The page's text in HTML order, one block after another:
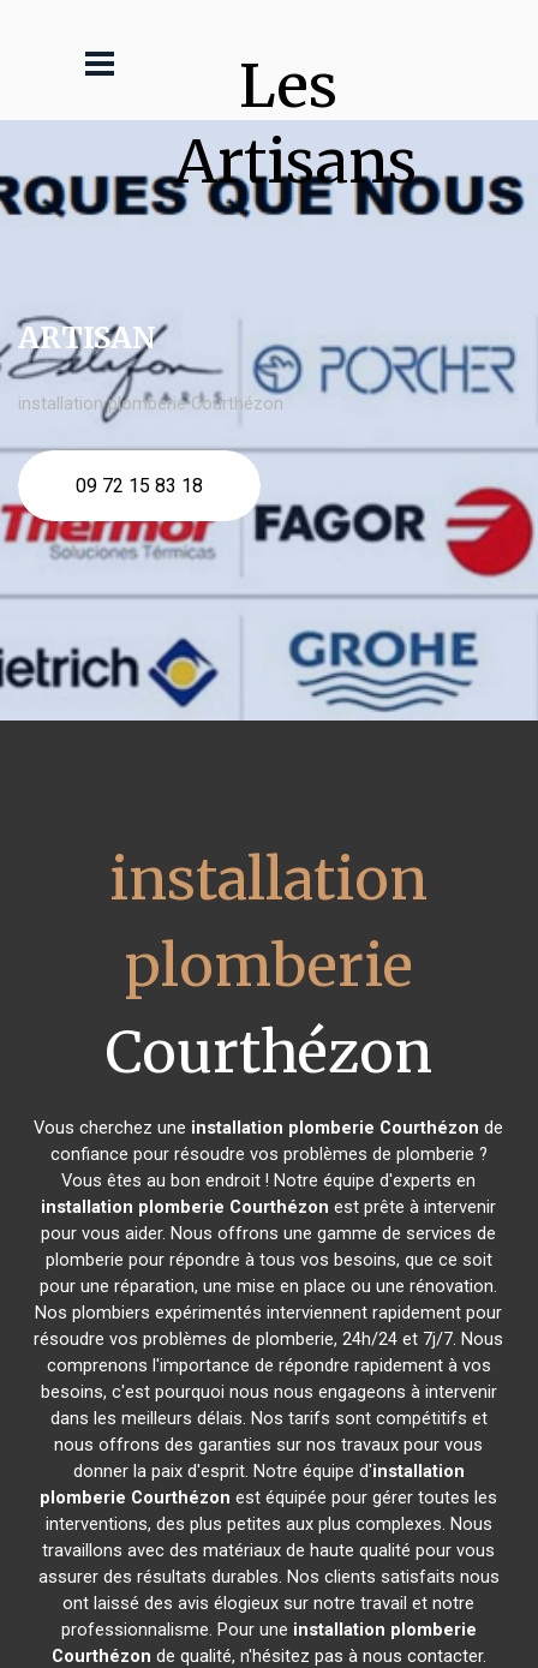
Les
Artisans
ARTISAN
installation plomberie Courthézon
09 72 15 83 18
installation
plomberie
Courthézon
Vous cherchez une installation plomberie Courthézon de
confiance pour résoudre vos problèmes de plomberie ?
Vous êtes au bon endroit ! Notre équipe d'experts en
installation plomberie Courthézon est prête à intervenir
pour vous aider. Nous offrons une gamme de services de
plomberie pour répondre à tous vos besoins, que ce soit
pour une réparation, une mise en place ou une rénovation.
Nos plombiers expérimentés interviennent rapidement pour
résoudre vos problèmes de plomberie, 24h/24 et 7j/7. Nous
comprenons l'importance de répondre rapidement à vos
besoins, c'est pourquoi nous nous engageons à intervenir
dans les meilleurs délais. Nos tarifs sont compétitifs et
nous offrons des garanties sur nos travaux pour vous
donner la paix d'esprit. Notre équipe d'installation
plomberie Courthézon est équipée pour gérer toutes les
interventions, des plus petites aux plus complexes. Nous
travaillons avec des matériaux de haute qualité pour vous
assurer des résultats durables. Nos clients satisfaits nous
ont laissé des avis élogieux sur notre travail et notre
professionnalisme. Pour une installation plomberie
Courthézon de qualité, n'hésitez pas à nous contacter.